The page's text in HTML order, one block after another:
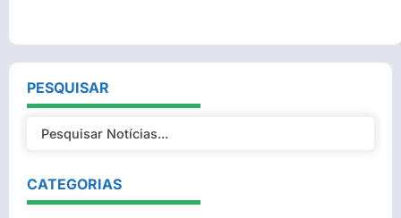
PESQUISAR
CATEGORIAS